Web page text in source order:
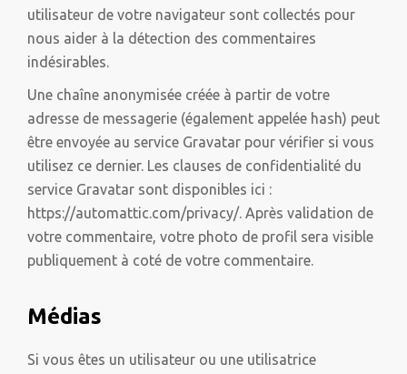
utilisateur de votre navigateur sont collectés pour
nous aider à la détection des commentaires
indésirables.
Une chaîne anonymisée créée à partir de votre
adresse de messagerie (également appelée hash) peut
être envoyée au service Gravatar pour vérifier si vous
utilisez ce dernier. Les clauses de confidentialité du
service Gravatar sont disponibles ici :
https://automattic.com/privacy/. Après validation de
votre commentaire, votre photo de profil sera visible
publiquement à coté de votre commentaire.
Médias
Si vous êtes un utilisateur ou une utilisatrice